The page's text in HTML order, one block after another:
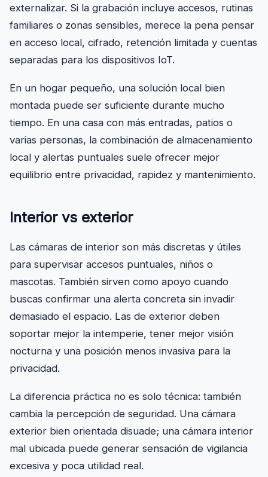
externalizar. Si la grabación incluye accesos, rutinas
familiares o zonas sensibles, merece la pena pensar
en acceso local, cifrado, retención limitada y cuentas
separadas para los dispositivos IoT.
En un hogar pequeño, una solución local bien
montada puede ser suficiente durante mucho
tiempo. En una casa con más entradas, patios o
varias personas, la combinación de almacenamiento
local y alertas puntuales suele ofrecer mejor
equilibrio entre privacidad, rapidez y mantenimiento.
Interior vs exterior
Las cámaras de interior son más discretas y útiles
para supervisar accesos puntuales, niños o
mascotas. También sirven como apoyo cuando
buscas confirmar una alerta concreta sin invadir
demasiado el espacio. Las de exterior deben
soportar mejor la intemperie, tener mejor visión
nocturna y una posición menos invasiva para la
privacidad.
La diferencia práctica no es solo técnica: también
cambia la percepción de seguridad. Una cámara
exterior bien orientada disuade; una cámara interior
mal ubicada puede generar sensación de vigilancia
excesiva y poca utilidad real.